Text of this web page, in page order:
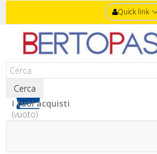
Quick link
Cerca
I tuoi acquisti
(vuoto)